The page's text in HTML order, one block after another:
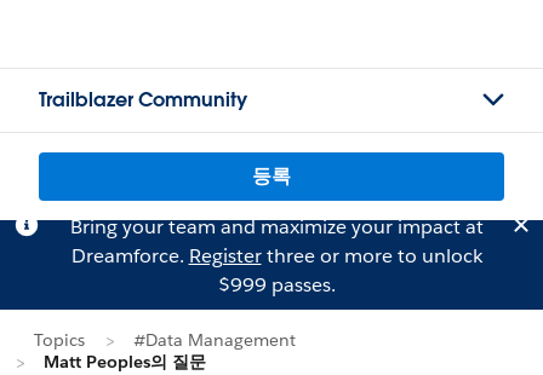
Trailblazer Community
등록
Bring your team and maximize your impact at
Dreamforce. Registerthree or more to unlock
$999 passes.
Topics
#Data Management
Matt Peoples의 질문